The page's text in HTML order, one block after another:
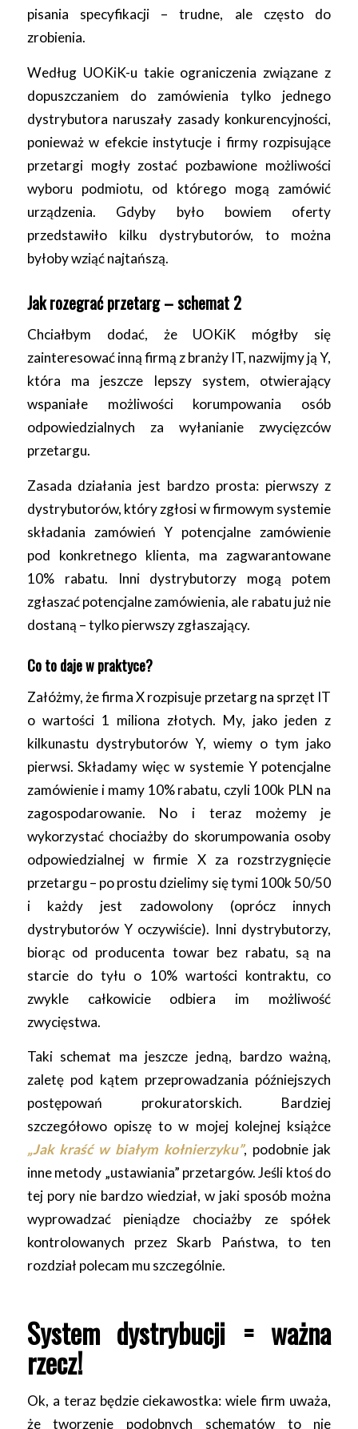
pisania specyfikacji – trudne, ale często do
zrobienia.
Według UOKiK-u takie ograniczenia związane z
dopuszczaniem do zamówienia tylko jednego
dystrybutora naruszały zasady konkurencyjności,
ponieważ w efekcie instytucje i firmy rozpisujące
przetargi mogły zostać pozbawione możliwości
wyboru podmiotu, od którego mogą zamówić
urządzenia. Gdyby było bowiem oferty
przedstawiło kilku dystrybutorów, to można
byłoby wziąć najtańszą.
Jak rozegrać przetarg – schemat 2
Chciałbym dodać, że UOKiK mógłby się
zainteresować inną firmą z branży IT, nazwijmy ją Y,
która ma jeszcze lepszy system, otwierający
wspaniałe możliwości korumpowania osób
odpowiedzialnych za wyłanianie zwycięzców
przetargu.
Zasada działania jest bardzo prosta: pierwszy z
dystrybutorów, który zgłosi w firmowym systemie
składania zamówień Y potencjalne zamówienie
pod konkretnego klienta, ma zagwarantowane
10% rabatu. Inni dystrybutorzy mogą potem
zgłaszać potencjalne zamówienia, ale rabatu już nie
dostaną – tylko pierwszy zgłaszający.
Co to daje w praktyce?
Załóżmy, że firma X rozpisuje przetarg na sprzęt IT
o wartości 1 miliona złotych. My, jako jeden z
kilkunastu dystrybutorów Y, wiemy o tym jako
pierwsi. Składamy więc w systemie Y potencjalne
zamówienie i mamy 10% rabatu, czyli 100k PLN na
zagospodarowanie. No i teraz możemy je
wykorzystać chociażby do skorumpowania osoby
odpowiedzialnej w firmie X za rozstrzygnięcie
przetargu – po prostu dzielimy się tymi 100k 50/50
i każdy jest zadowolony (oprócz innych
dystrybutorów Y oczywiście). Inni dystrybutorzy,
biorąc od producenta towar bez rabatu, są na
starcie do tyłu o 10% wartości kontraktu, co
zwykle całkowicie odbiera im możliwość
zwycięstwa.
Taki schemat ma jeszcze jedną, bardzo ważną,
zaletę pod kątem przeprowadzania późniejszych
postępowań prokuratorskich. Bardziej
szczegółowo opiszę to w mojej kolejnej książce
„Jak kraść w białym kołnierzyku”, podobnie jak
inne metody „ustawiania” przetargów. Jeśli ktoś do
tej pory nie bardzo wiedział, w jaki sposób można
wyprowadzać pieniądze chociażby ze spółek
kontrolowanych przez Skarb Państwa, to ten
rozdział polecam mu szczególnie.
System dystrybucji = ważna
rzecz!
Ok, a teraz będzie ciekawostka: wiele firm uważa,
że tworzenie podobnych schematów to nie